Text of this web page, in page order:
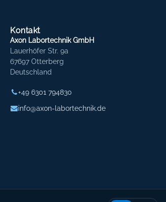
Kontakt
Axon Labortechnik GmbH
Lauerhöfer Str. 9a
67697 Otterberg
Deutschland
+49 6301 794830
info@axon-labortechnik.de